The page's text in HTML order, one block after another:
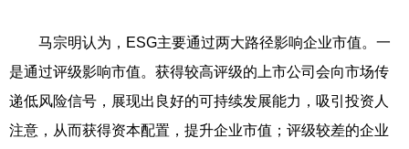
马宗明认为，ESG主要通过两大路径影响企业市值。一
是通过评级影响市值。获得较高评级的上市公司会向市场传
递低风险信号，展现出良好的可持续发展能力，吸引投资人
注意，从而获得资本配置，提升企业市值；评级较差的企业